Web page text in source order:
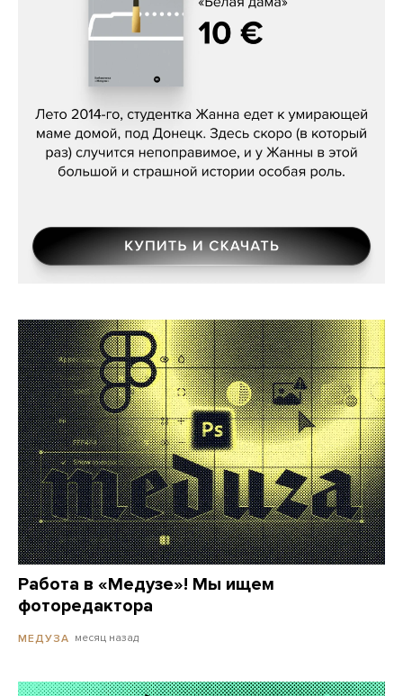
Сергей Лебедев, «Белая дама»
Работа в «Медузе»! Мы ищем
фоторедактора
МЕДУЗА месяц назад